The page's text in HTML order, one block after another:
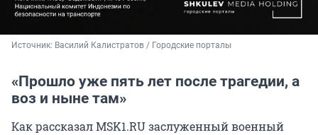
Источник: Василий Калистратов / Городские порталы
«Прошло уже пять лет после трагедии, а
воз и ныне там»
Как рассказал MSK1.RU заслуженный военный